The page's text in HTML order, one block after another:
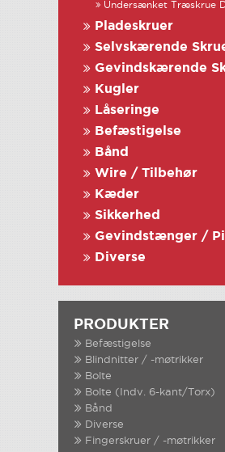
Undersænket Træskrue
Pladeskruer
Selvskærende
Gevindskærende
Kugler
Låseringe
Befæstigelse
Bånd
Wire / Tilbehør
Kæder
Sikkerhed
Gevindstænger /
Diverse
PRODUKTER
Befæstigelse
Blindnitter / -møtrikker
Bolte
Bolte (Indv. 6-kant/Torx)
Bånd
Diverse
Fingerskruer / -møtrikker